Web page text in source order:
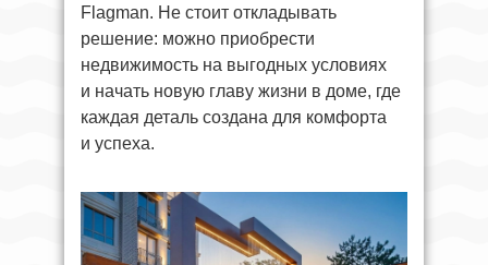
Flagman. Не стоит откладывать
решение: можно приобрести
недвижимость на выгодных условиях
и начать новую главу жизни в доме, где
каждая деталь создана для комфорта
и успеха.